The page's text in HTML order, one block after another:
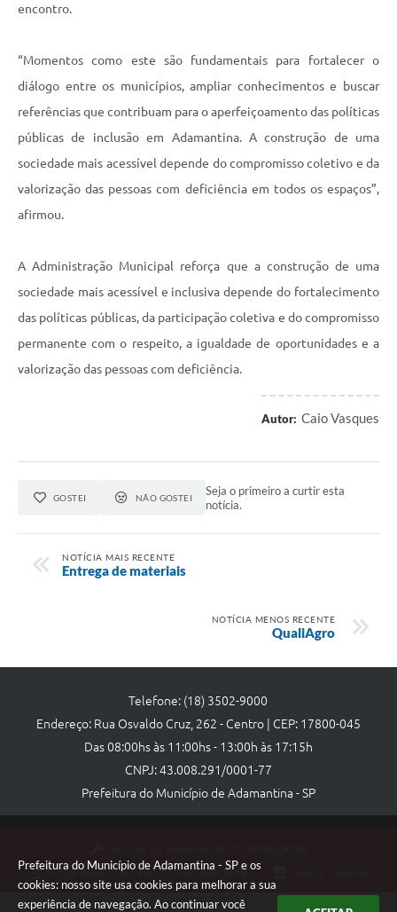
Prefeitura do Município de Adamantina - SP e os
cookies: nosso site usa cookies para melhorar a sua
experiência de navegação. Ao continuar você
encontro.
“Momentos como este são fundamentais para fortalecer o
diálogo entre os municípios, ampliar conhecimentos e buscar
referências que contribuam para o aperfeiçoamento das políticas
públicas de inclusão em Adamantina. A construção de uma
sociedade mais acessível depende do compromisso coletivo e da
valorização das pessoas com deficiência em todos os espaços”,
afirmou.
A Administração Municipal reforça que a construção de uma
sociedade mais acessível e inclusiva depende do fortalecimento
das políticas públicas, da participação coletiva e do compromisso
permanente com o respeito, a igualdade de oportunidades e a
valorização das pessoas com deficiência.
Autor: Caio Vasques
GOSTEI NÃO GOSTEI
Seja o primeiro a curtir esta
notícia.
NOTÍCIA MAIS RECENTE
Entrega de materiais
NOTÍCIA MENOS RECENTE
QualiAgro
Telefone: (18) 3502-9000
Endereço: Rua Osvaldo Cruz, 262 - Centro | CEP: 17800-045
Das 08:00hs às 11:00hs - 13:00h às 17:15h
CNPJ: 43.008.291/0001-77
Prefeitura do Município de Adamantina - SP
Portal atualizado em: 07/08/2026 14:16